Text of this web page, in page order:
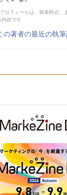
ロフィールは、執筆時点、
内容です
の著者の最近の執